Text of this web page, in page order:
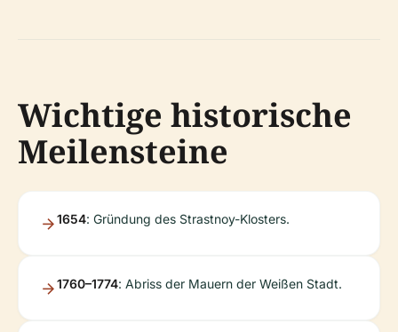
Wichtige historische
Meilensteine
1654: Gründung des Strastnoy-Klosters.
1760–1774: Abriss der Mauern der Weißen Stadt.